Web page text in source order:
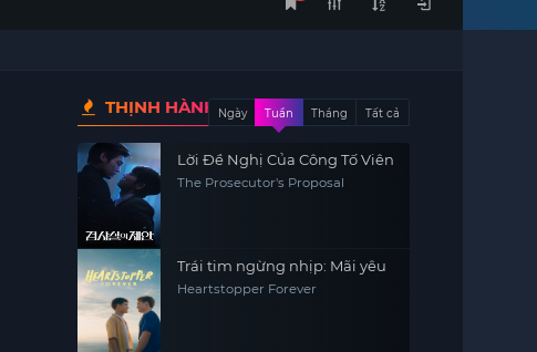
THỊNH HÀNHNgày Tuần Tháng Tất cả
Lời Đề Nghị Của Công Tố Viên
The Prosecutor's Proposal
Trái tim ngừng nhịp: Mãi yêu
Heartstopper Forever